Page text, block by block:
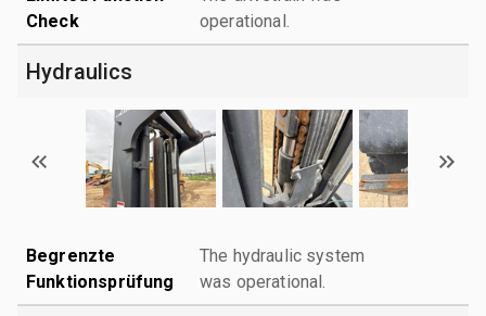
Check
operational.
Hydraulics
Begrenzte
Funktionsprüfung
The hydraulic system
was operational.